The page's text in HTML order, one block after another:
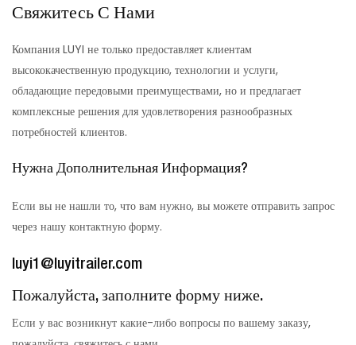
Свяжитесь С Нами
Компания LUYI не только предоставляет клиентам
высококачественную продукцию, технологии и услуги,
обладающие передовыми преимуществами, но и предлагает
комплексные решения для удовлетворения разнообразных
потребностей клиентов.
Нужна Дополнительная Информация?
Если вы не нашли то, что вам нужно, вы можете отправить запрос
через нашу контактную форму.
luyi1@luyitrailer.com
Пожалуйста, заполните форму ниже.
Если у вас возникнут какие-либо вопросы по вашему заказу,